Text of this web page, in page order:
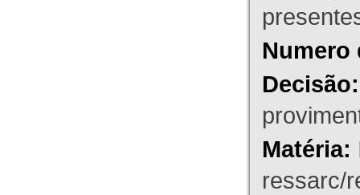
Numero
Decisão:
Matéria:
ressarc/